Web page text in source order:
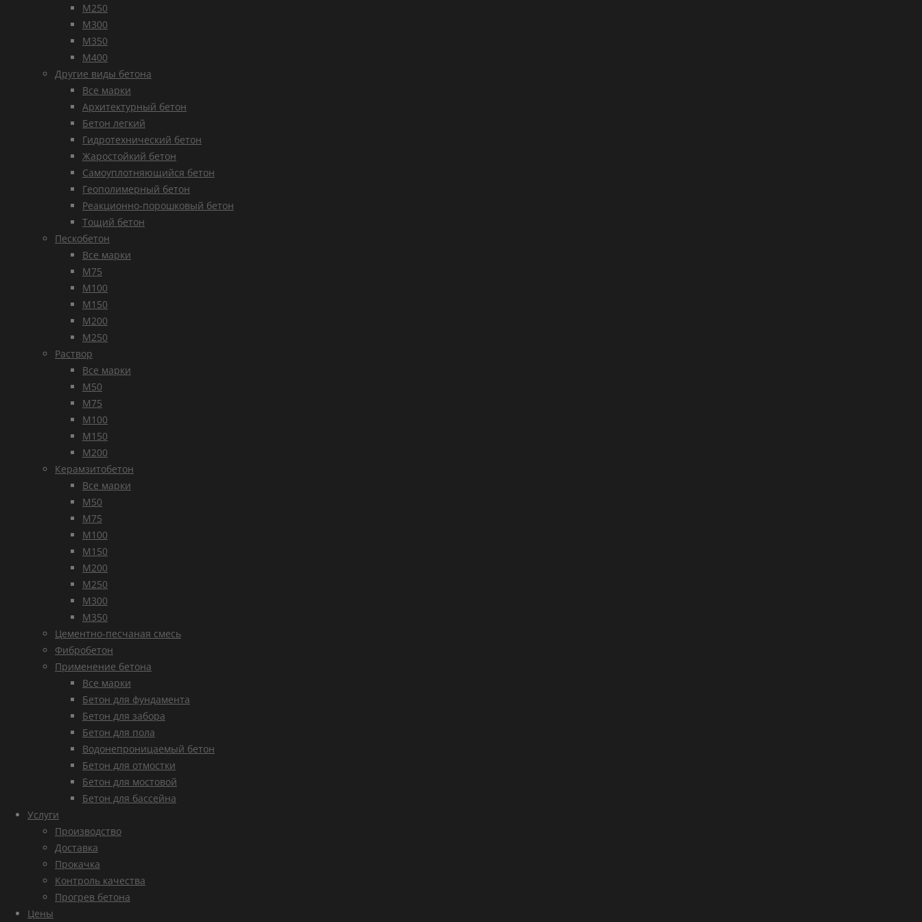
М250
М300
М350
М400
Другие виды бетона
Все марки
Архитектурный бетон
Бетон легкий
Гидротехнический бетон
Жаростойкий бетон
Самоуплотняющийся бетон
Геополимерный бетон
Реакционно-порошковый бетон
Тощий бетон
Пескобетон
Все марки
М75
М100
М150
М200
М250
Раствор
Все марки
М50
М75
М100
М150
М200
Керамзитобетон
Все марки
М50
М75
М100
М150
М200
М250
М300
М350
Цементно-песчаная смесь
Фибробетон
Применение бетона
Все марки
Бетон для фундамента
Бетон для забора
Бетон для пола
Водонепроницаемый бетон
Бетон для отмостки
Бетон для мостовой
Бетон для бассейна
Услуги
Производство
Доставка
Прокачка
Контроль качества
Прогрев бетона
Цены